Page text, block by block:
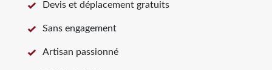
Devis et déplacement gratuits
Sans engagement
Artisan passionné